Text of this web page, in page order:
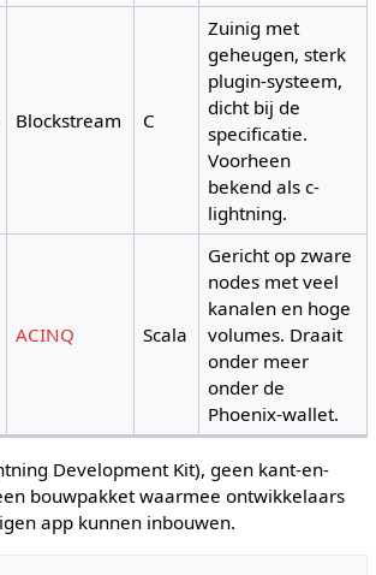
Blockstream C
Zuinig met
geheugen, sterk
plugin-systeem,
dicht bij de
specificatie.
Voorheen
bekend als c-
lightning.
ACINQ Scala
Gericht op zware
nodes met veel
kanalen en hoge
volumes. Draait
onder meer
onder de
Phoenix-wallet.
Development Kit), geen kant-en-
bouwpakket waarmee ontwikkelaars
app kunnen inbouwen.